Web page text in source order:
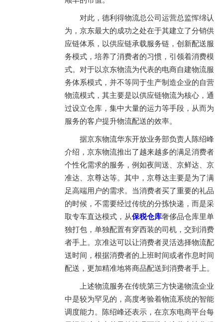
对此，德利得物流总公司运营总监恽绵认
为，京东最大的成功之处在于其建立了分销供
应链体系，以供应链承载服务链，创新配送服
务模式，培养了消费者的习惯，引领着消费模
式。对于以京东物流为代表的电商自建物流服
务体系模式，并不等同于生产制造企业的自营
物流模式，其主要是以供应链物流为核心，通
过设立仓库，集中大量的运力等手段，从而为
服务的客户提升物流配送的效率。
据京东物流华东开放业务部负责人陈绍峰
介绍，京东物流推出了越来越多的满足消费者
个性化需求的服务，例如夜间送、京鲜达、京
准达、京尊达等。其中，京尊达主要是为了满
足高端用户的需求。当消费者买了重要的礼品
的时候，不需要经过传统的分拣快递，而是采
取专车直达模式，从保税仓库奢侈品仓库里单
独打包，单独配置有穿西装的司机，交到消费
者手上。京准达可以让消费者灵活选择物流配
送时间，根据消费者的上班时间或者作息时间
配送，更加精准地将商品配送到消费者手上。
上述物流服务在传统第三方快递物流企业
中是较为罕见的，高度考验着物流系统的智能
调度能力。陈绍峰还表示，在京东电商平台每